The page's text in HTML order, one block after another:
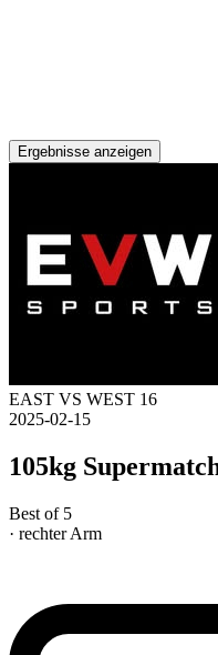
Ergebnisse anzeigen
EAST VS WEST 16
2025-02-15
105kg
Best of 5
· rechter Arm